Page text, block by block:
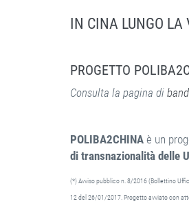
IN CINA LUNGO LA
PROGETTO
Consulta la pagina di
POLIBA2CHINA è un
di transnazionalità delle
(*) Avviso pubblico n. 8/2016 (Bollettino
12 del 26/01/2017. Progetto avviato con